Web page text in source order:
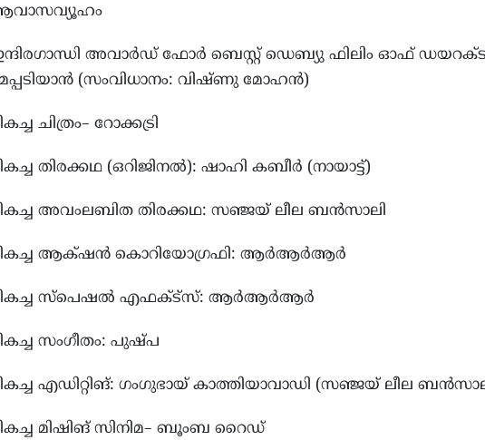
അവാർഡ് ഫോർ ബെസ്റ്റ് ഡെബ്യു ഫിലിം ഓഫ്
(സംവിധാനം: വിഷ്ണു മോഹൻ)
ചിത്രം– റോക്കട്രി
തിരക്കഥ (ഒറിജിനൽ): ഷാഹി കബീർ (നായാട്ട്)
അവംലബിത തിരക്കഥ: സഞ്ജയ് ലീല ബൻസാലി
ആക്‌ഷൻ കൊറിയോഗ്രഫി: ആർആർആർ
സ്പെഷൽ എഫക്ട്സ്: ആർആർആർ
സംഗീതം: പുഷ്പ
എഡിറ്റിങ്: ഗംഗുഭായ് കാത്തിയാവാഡി (സഞ്ജയ് ലീല
മിഷിങ് സിനിമ– ബൂംബ റൈഡ്